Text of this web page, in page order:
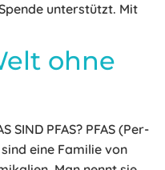
unterstützt. Mit
ohne
SIND PFAS? PFAS (Per-
eine Familie von